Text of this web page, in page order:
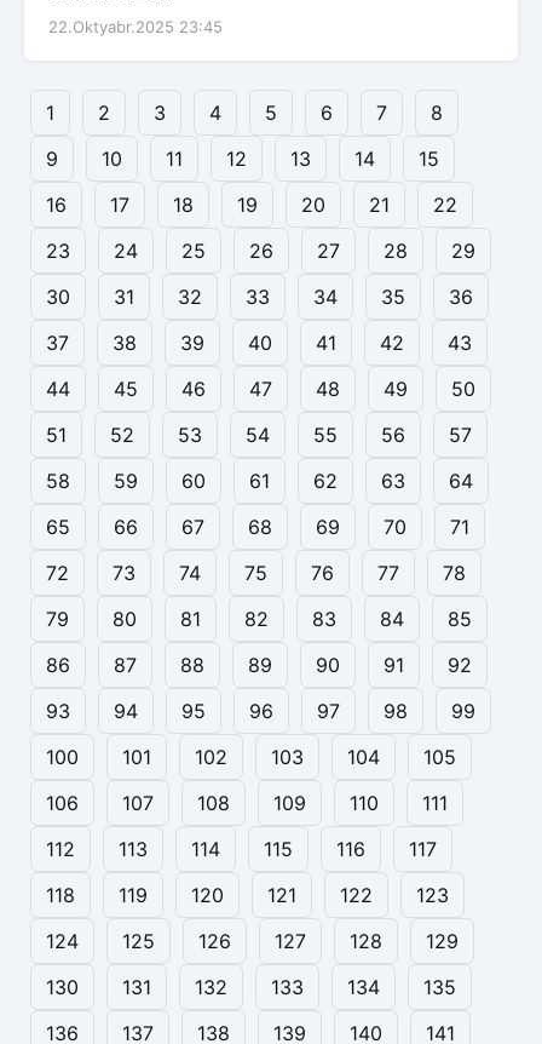
22.Oktyabr.2025 23:45
1 2 3 4 5 6 7
8
9
10 11 12 13 14
15
16
17 18 19 20 21
22
23
24 25 26 27 28
29
30
31 32 33 34 35
36
37
38 39 40 41 42
43
44
45 46 47 48 49
50
51
52 53 54 55 56
57
58
59 60 61 62 63
64
65
66 67 68 69 70
71
72
73 74 75 76 77
78
79
80 81 82 83 84
85
86
87 88 89 90 91
92
93
94 95 96 97 98
99
100
101 102 103 104
105
106
107 108 109 110
111
112
113 114 115 116
117
118
119 120 121 122
123
124
125 126 127 128
129
130
131 132 133 134
135
136
137 138 139 140
141